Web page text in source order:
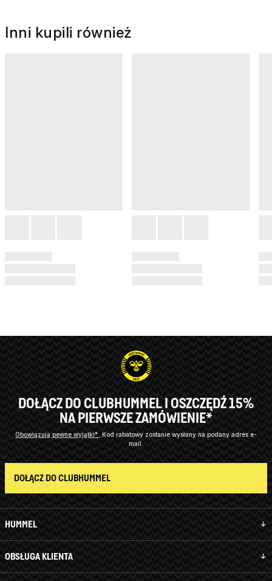
Inni kupili również
HUMMEL
OBSŁUGA KLIENTA
DOŁĄCZ DO CLUBHUMMEL I OSZCZĘDŹ 15%
NA PIERWSZE ZAMÓWIENIE*
Obowiązują pewne wyjątki*
Kod rabatowy zostanie wysłany na podany adres e-
mail.
DOŁĄCZ DO CLUBHUMMEL